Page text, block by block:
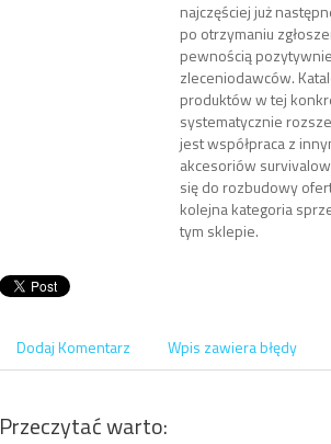
najczęściej już
po otrzymaniu
pewnością
zleceniodawców.
produktów w tej
systematycznie
jest współpraca z
akcesoriów
się do rozbudowy
kolejna kategoria
tym sklepie.
Dodaj Komentarz Wpis zawiera błędy
Przeczytać warto: